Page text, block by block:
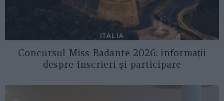
ITALIA
Concursul Miss Badante 2026: informații
despre înscrieri și participare